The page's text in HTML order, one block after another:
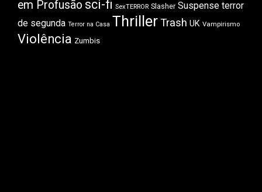
em Profusão sci-fi SexTERROR Slasher Suspense terror
de segunda Terror na Casa ThrillerTrash UK Vampirismo
Violência Zumbis